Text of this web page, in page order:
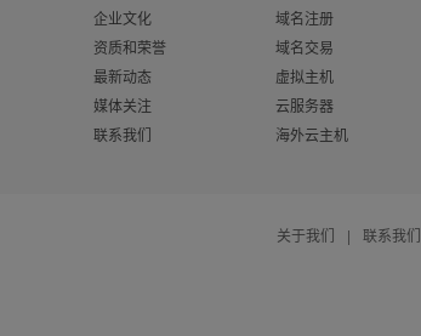
企业文化
资质和荣誉
最新动态
媒体关注
联系我们
域名注册
域名交易
虚拟主机
云服务器
海外云主机
关于我们 | 联系我们